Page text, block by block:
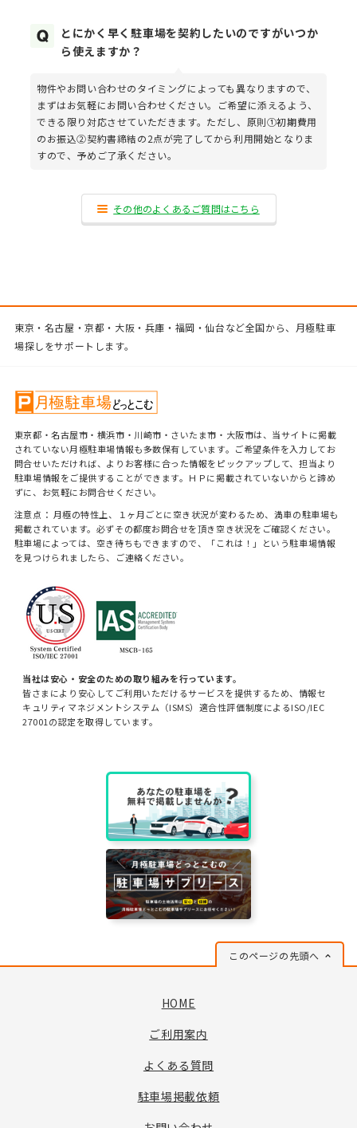
とにかく早く駐車場を契約したいのですがいつか
ら使えますか？
物件やお問い合わせのタイミングによっても異なりますので、
まずはお気軽にお問い合わせください。ご希望に添えるよう、
できる限り対応させていただきます。ただし、原則①初期費用
のお振込②契約書締結の2点が完了してから利用開始となりま
すので、予めご了承ください。
その他のよくあるご質問はこちら
東京・名古屋・京都・大阪・兵庫・福岡・仙台など全国から、月極駐車
場探しをサポートします。
東京都・名古屋市・横浜市・川崎市・さいたま市・大阪市は、当サイトに掲載
されていない月極駐車場情報も多数保有しています。ご希望条件を入力してお
問合せいただければ、よりお客様に合った情報をピックアップして、担当より
駐車場情報をご提供することができます。ＨＰに掲載されていないからと諦め
ずに、お気軽にお問合せください。
注意点： 月極の特性上、１ヶ月ごとに空き状況が変わるため、満車の駐車場も
掲載されています。必ずその都度お問合せを頂き空き状況をご確認ください。
駐車場によっては、空き待ちもできますので、「これは！」という駐車場情報
を見つけられましたら、ご連絡ください。
当社は安心・安全のための取り組みを行っています。
皆さまにより安心してご利用いただけるサービスを提供するため、情報セ
キュリティマネジメントシステム（ISMS）適合性評価制度によるISO/IEC
27001の認定を取得しています。
このページの先頭へ
HOME
ご利用案内
よくある質問
駐車場掲載依頼